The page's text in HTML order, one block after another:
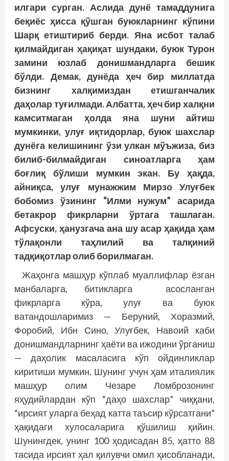
илгари сурган. Аслида дунё тамаддунига
беқиёс ҳисса қўшган буюкларнинг кўпини
Шарқ етиштириб берди. Яна исбот талаб
қилмайдиган ҳақиқат шундаки, буюк Турон
замини юзлаб донишмандларга бешик
бўлди. Демак, дунёда ҳеч бир миллатда
бизнинг халқимиздан етишганчалик
даҳолар туғилмади. Албатта, ҳеч бир халқни
камситмаган ҳолда яна шуни айтиш
мумкинки, улуғ иқтидорлар, буюк шахслар
дунёга келишининг ўзи улкан мўъжиза, биз
билиб-билмайдиган синоатларга ҳам
боғлиқ бўлиши мумкин экан. Бу ҳақда,
айниқса, улуғ мунажжим Мирзо Улуғбек
бобомиз ўзининг “Илми нужум” асарида
бетакрор фикрларни ўртага ташлаган.
Афсуски, ҳанузгача ана шу асар ҳақида ҳам
тўлақонли таҳлилий ва талқиний
тадқиқотлар олиб борилмаган.
Жаҳонга машҳур кўплаб муаллифлар ёзган
манбаларга, битикларга асосланган
фикрларга кўра, улуғ ва буюк
ватандошларимиз — Беруний, Хоразмий,
Форобий, Ибн Сино, Улуғбек, Навоий каби
донишмандларнинг ҳаёти ва ижодини ўрганиш
— даҳолик масаласига кўп ойдинликлар
киритиши мумкин. Шунинг учун ҳам италиялик
машҳур олим Чезаре Ломб­розонинг
яҳудийлардан кўп “даҳо шахслар” чиққани,
“ирсият уларга беҳад катта таъсир кўрсатгани”
ҳақидаги хулосаларига қўшилиш қийин.
Шунингдек, унинг 100 ҳодисадан 85, ҳатто 88
тасида ирсият ҳал қилувчи омил ҳисобланади,